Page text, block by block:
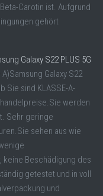
Carotin ist. Aufgrund
gehört
Galaxy S22 PLUS 5G
A)Samsung Galaxy S22
Sie sind KLASSE-A-
werden
Sehr geringe
sehen aus wie
keine Beschädigung des
getestet und in voll
und